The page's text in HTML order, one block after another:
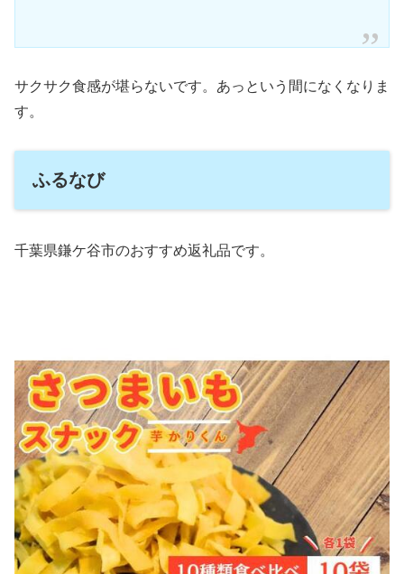
サクサク食感が堪らないです。あっという間になくなりま
す。
ふるなび
千葉県鎌ケ谷市のおすすめ返礼品です。